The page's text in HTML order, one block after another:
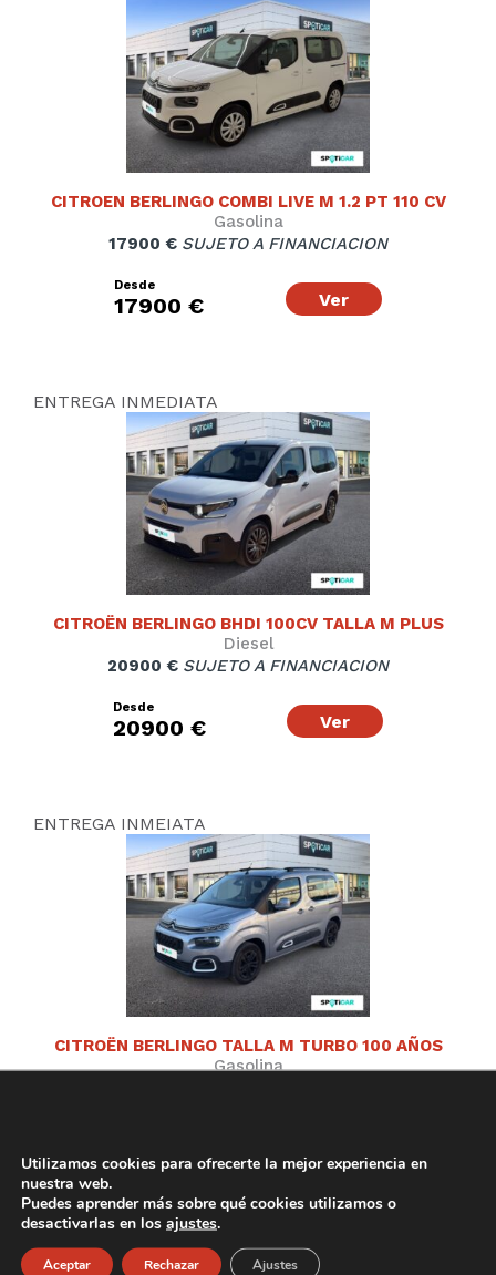
CITROEN BERLINGO COMBI LIVE M 1.2 PT 110 CV
Gasolina
17900 € SUJETO A FINANCIACION
Desde
17900 € Ver
ENTREGA INMEDIATA
CITROËN BERLINGO BHDI 100CV TALLA M PLUS
Diesel
20900 € SUJETO A FINANCIACION
Desde
20900 € Ver
ENTREGA INMEIATA
CITROËN BERLINGO TALLA M TURBO 100 AÑOS
Gasolina
Entrega Inmediata
Utilizamos cookies para ofrecerte la mejor experiencia en
nuestra web.
Puedes aprender más sobre qué cookies utilizamos o
desactivarlas en los ajustes.
Aceptar Rechazar Ajustes